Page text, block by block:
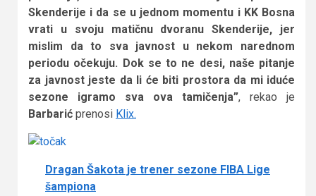
Skenderije i da se u jednom momentu i KK Bosna
vrati u svoju matičnu dvoranu Skenderije, jer
mislim da to sva javnost u nekom narednom
periodu očekuju. Dok se to ne desi, naše pitanje
za javnost jeste da li će biti prostora da mi iduće
sezone igramo sva ova tamičenja”, rekao je
Barbarić prenosi Klix.
Dragan Šakota je trener sezone FIBA Lige
šampiona